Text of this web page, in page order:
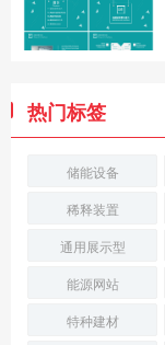
热门标签
储能设备
稀释装置
通用展示型
能源网站
特种建材